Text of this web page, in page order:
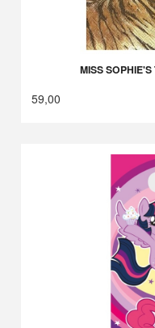
MISS
59,00